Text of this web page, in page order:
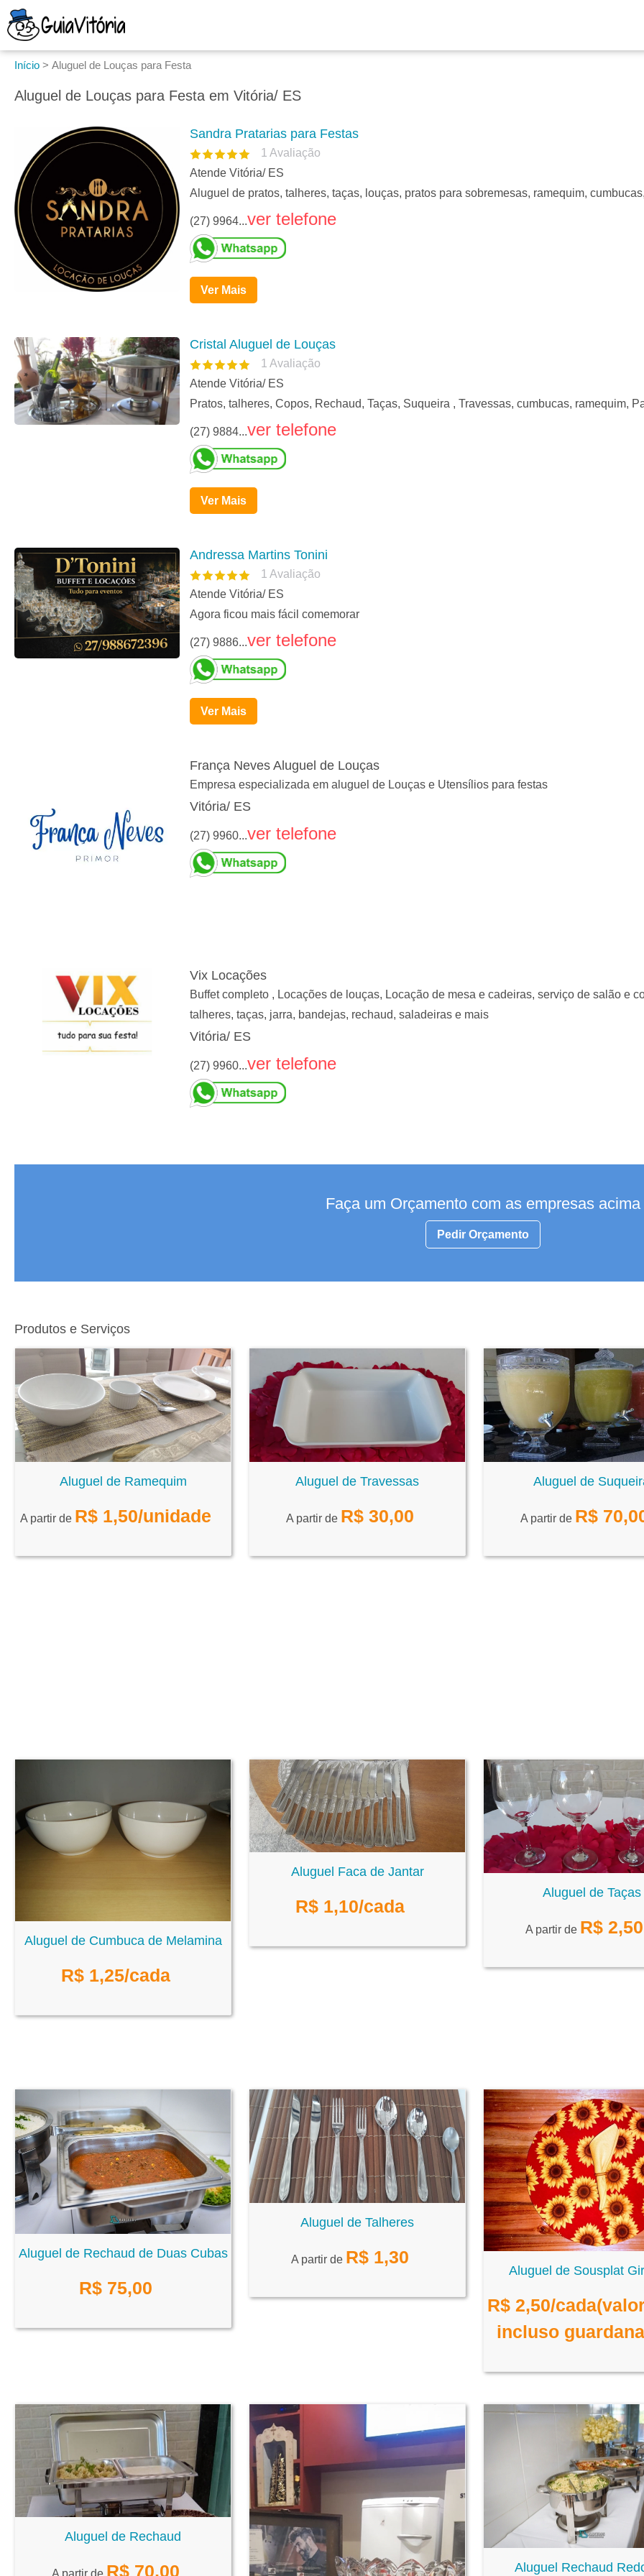
Início > Aluguel de Louças para Festa
Aluguel de Louças para Festa em Vitória/ ES
Sandra Pratarias para Festas
1 Avaliação
Atende Vitória/ ES
Aluguel de pratos, talheres, taças, louças, pratos para sobremesas, ramequim,
(27) 9964...ver telefone
Ver Mais
Cristal Aluguel de Louças
1 Avaliação
Atende Vitória/ ES
Pratos, talheres, Copos, Rechaud, Taças, Suqueira , Travessas, cumbucas, ramequim,
(27) 9884...ver telefone
Ver Mais
Andressa Martins Tonini
1 Avaliação
Atende Vitória/ ES
Agora ficou mais fácil comemorar
(27) 9886...ver telefone
Ver Mais
França Neves Aluguel de Louças
Empresa especializada em aluguel de Louças e Utensílios para festas
Vitória/ ES
(27) 9960...ver telefone
Vix Locações
Buffet completo , Locações de louças, Locação de mesa e cadeiras, serviço de salão e
talheres, taças, jarra, bandejas, rechaud, saladeiras e mais
Vitória/ ES
(27) 9960...ver telefone
Faça um Orçamento com as empresas acima
Pedir Orçamento
Produtos e Serviços
Aluguel de Ramequim
A partir de R$ 1,50/unidade
Aluguel de Travessas
A partir de R$ 30,00
Aluguel de
A partir de R$
Aluguel de Cumbuca de Melamina
R$ 1,25/cada
Aluguel Faca de Jantar
R$ 1,10/cada
Aluguel de Taças
A partir de R$ 2,50
Aluguel de Rechaud de Duas Cubas
R$ 75,00
Aluguel de Talheres
A partir de R$ 1,30
Aluguel de Sousplat
R$ 2,50/
incluso
Aluguel de Rechaud
R$ 70,00 Aluguel Rechaud